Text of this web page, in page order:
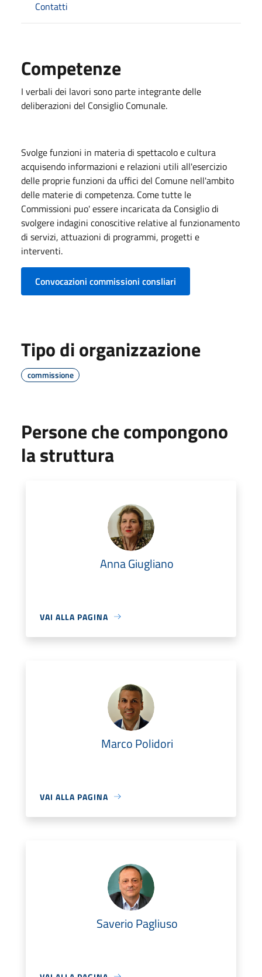
Contatti
Competenze
I verbali dei lavori sono parte integrante delle
deliberazioni del Consiglio Comunale.
Svolge funzioni in materia di spettacolo e cultura
acquisendo informazioni e relazioni utili all'esercizio
delle proprie funzioni da uffici del Comune nell'ambito
delle materie di competenza. Come tutte le
Commissioni puo' essere incaricata da Consiglio di
svolgere indagini conoscitive relative al funzionamento
di servizi, attuazioni di programmi, progetti e
interventi.
Convocazioni commissioni consliari
Tipo di organizzazione
commissione
Persone che compongono
la struttura
Anna Giugliano
VAI ALLA PAGINA
Marco Polidori
VAI ALLA PAGINA
Saverio Pagliuso